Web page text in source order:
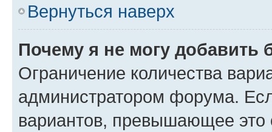
Вернуться наверх
Почему я не могу добавить
Ограничение количества
администратором форума.
вариантов, превышающее это